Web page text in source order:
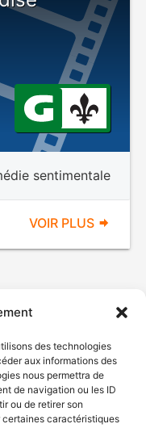
des technologies
aux informations des
nous permettra de
de navigation ou les ID
ou de retirer son
caractéristiques
sentimentale
VOIR PLUS